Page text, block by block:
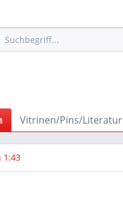
Vitrinen/Pins/Literatur
1:43